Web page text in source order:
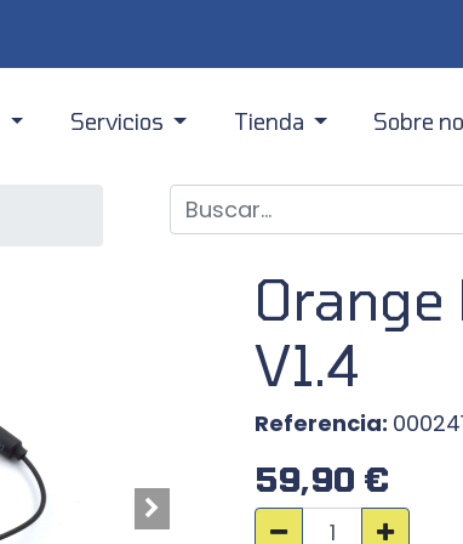
Servicios
Formación a profesorado
Tienda
Tienda en Canarias
Tienda en Península
Sobre
Acerca
Contacto
Orange
V1.4
Referencia:
59,90 €